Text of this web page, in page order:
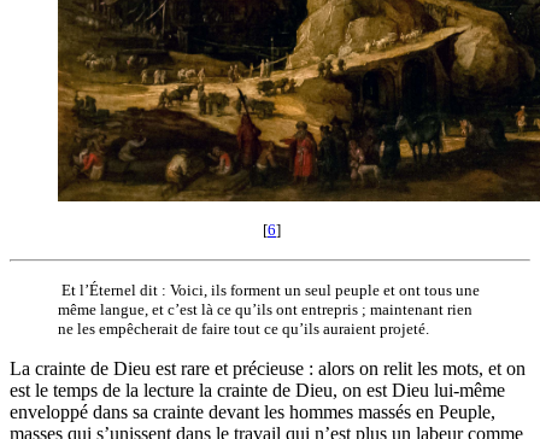
[6]
Et l’Éternel dit : Voici, ils forment un seul peuple et ont tous une
même langue, et c’est là ce qu’ils ont entrepris ; maintenant rien
ne les empêcherait de faire tout ce qu’ils auraient projeté.
La crainte de Dieu est rare et précieuse : alors on relit les mots, et on
est le temps de la lecture la crainte de Dieu, on est Dieu lui-même
enveloppé dans sa crainte devant les hommes massés en Peuple,
masses qui s’unissent dans le travail qui n’est plus un labeur comme